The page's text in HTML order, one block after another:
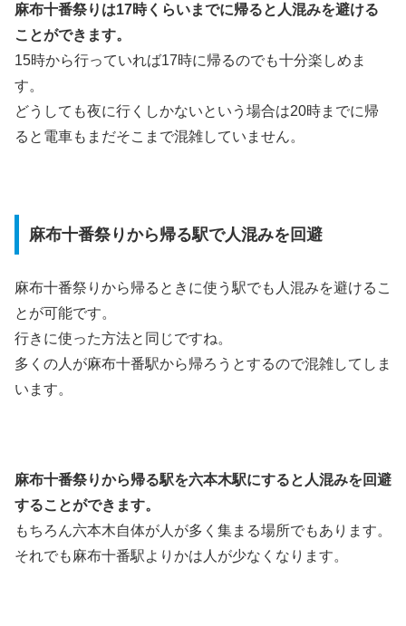
麻布十番祭りは17時くらいまでに帰ると人混みを避ける
ことができます。
15時から行っていれば17時に帰るのでも十分楽しめま
す。
どうしても夜に行くしかないという場合は20時までに帰
ると電車もまだそこまで混雑していません。
麻布十番祭りから帰る駅で人混みを回避
麻布十番祭りから帰るときに使う駅でも人混みを避けるこ
とが可能です。
行きに使った方法と同じですね。
多くの人が麻布十番駅から帰ろうとするので混雑してしま
います。
麻布十番祭りから帰る駅を六本木駅にすると人混みを回避
することができます。
もちろん六本木自体が人が多く集まる場所でもあります。
それでも麻布十番駅よりかは人が少なくなります。